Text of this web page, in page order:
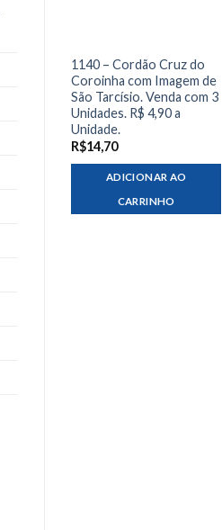
1140 – Cordão Cruz do
Coroinha com Imagem de
São Tarcísio. Venda com 3
Unidades. R$ 4,90 a
Unidade.
R$14,70
ADICIONAR AO
CARRINHO